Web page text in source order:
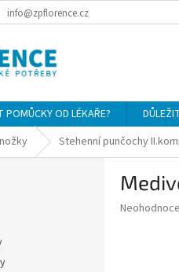
info@zpflorence.cz
POMŮCKY OD LÉKAŘE?
Stehenní punčochy
Průměrné